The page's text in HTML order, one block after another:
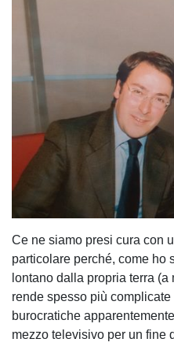
Ce ne siamo presi cura con
particolare perché, come ho
lontano dalla propria terra
rende spesso più
burocratiche
mezzo televisivo per un fine